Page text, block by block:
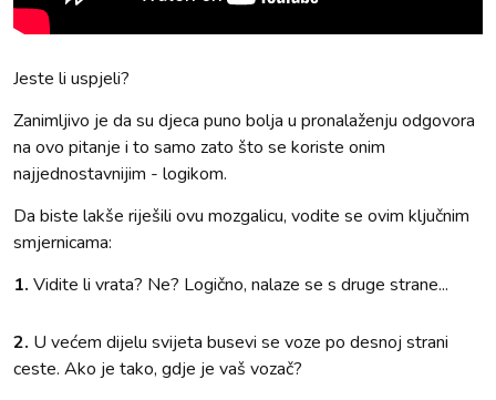
Jeste li uspjeli?
Zanimljivo je da su djeca puno bolja u pronalaženju odgovora
na ovo pitanje i to samo zato što se koriste onim
najjednostavnijim - logikom.
Da biste lakše riješili ovu mozgalicu, vodite se ovim ključnim
smjernicama:
1. Vidite li vrata? Ne? Logično, nalaze se s druge strane...
2. U većem dijelu svijeta busevi se voze po desnoj strani
ceste. Ako je tako, gdje je vaš vozač?